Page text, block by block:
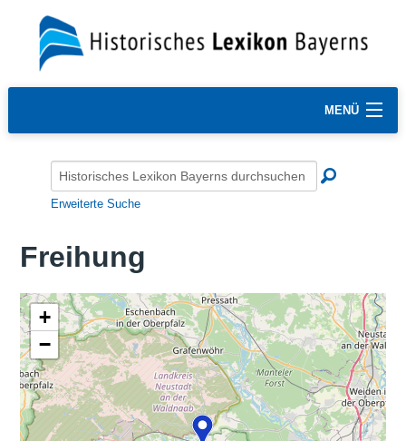
MENÜ
Erweiterte Suche
Freihung
+
−